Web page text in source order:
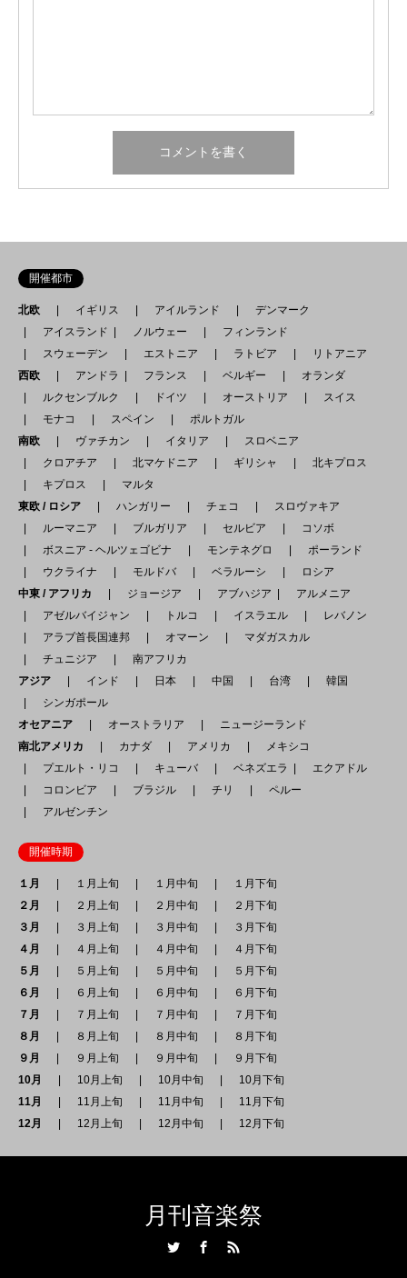
開催都市
北欧 イギリス アイルランド
デンマーク
アイスランド
ノルウェー
フィンランド
スウェーデン
エストニア ラトビア
リトアニア
西欧
アンドラ フランス ベルギー
オランダ
ルクセンブルク
ドイツ オーストリア
スイス
モナコ
スペイン
ポルトガル
南欧
ヴァチカン イタリア
スロベニア
クロアチア
北マケドニア ギリシャ
北キプロス
キプロス
マルタ
東欧 / ロシア
ハンガリー チェコ
スロヴァキア
ルーマニア
ブルガリア セルビア
コソボ
ボスニア - ヘルツェゴビナ
モンテネグロ
ポーランド
ウクライナ
モルドバ ベラルーシ
ロシア
中東 / アフリカ
ジョージア アブハジア
アルメニア
アゼルバイジャン
トルコ イスラエル
レバノン
アラブ首長国連邦
オマーン
マダガスカル
チュニジア
南アフリカ
アジア
インド 日本 中国 台湾
韓国
シンガポール
オセアニア
オーストラリア
ニュージーランド
南北アメリカ
カナダ アメリカ
メキシコ
プエルト・リコ
キューバ ベネズエラ
エクアドル
コロンビア
ブラジル チリ
ペルー
アルゼンチン
開催時期
１月 １月上旬 １月中旬
１月下旬
２月
２月上旬 ２月中旬
２月下旬
３月
３月上旬 ３月中旬
３月下旬
４月
４月上旬 ４月中旬
４月下旬
５月
５月上旬 ５月中旬
５月下旬
６月
６月上旬 ６月中旬
６月下旬
７月
７月上旬 ７月中旬
７月下旬
８月
８月上旬 ８月中旬
８月下旬
９月
９月上旬 ９月中旬
９月下旬
10月
10月上旬 10月中旬
10月下旬
11月
11月上旬 11月中旬
11月下旬
12月
12月上旬 12月中旬 12月下旬
月刊音楽祭